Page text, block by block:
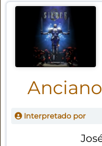
Interpretado por